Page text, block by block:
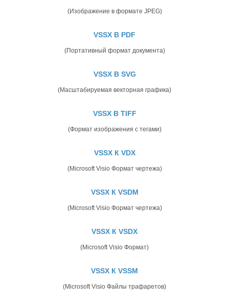
(Изображение в формате JPEG)
VSSX В PDF
(Портативный формат документа)
VSSX В SVG
(Масштабируемая векторная графика)
VSSX В TIFF
(Формат изображения с тегами)
VSSX К VDX
(Microsoft Visio Формат чертежа)
VSSX К VSDM
(Microsoft Visio Формат чертежа)
VSSX К VSDX
(Microsoft Visio Формат)
VSSX К VSSM
(Microsoft Visio Файлы трафаретов)